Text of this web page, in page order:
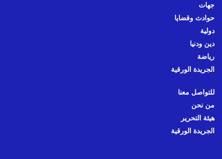
جهات
حوادث وقضايا
دولية
دين ودنيا
رياضة
الجريدة الورقية
للتواصل معنا
من نحن
هيئة التحرير
الجريدة الورقية